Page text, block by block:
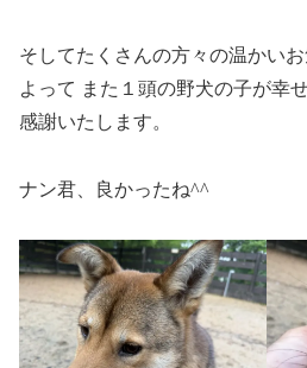
そしてたくさんの方々の温かい
よって また１頭の野犬の子が幸
感謝いたします。
ナン君、良かったね^^